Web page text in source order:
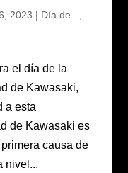
2023 | Día de...
el día de la
de Kawasaki,
a esta
de Kawasaki es
causa de
nivel...